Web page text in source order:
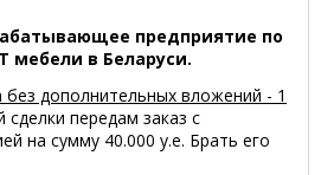
предприятие по
мебели в Беларуси.
дополнительных вложений - 1
сделки передам заказ с
на сумму 40.000 у.е. Брать его